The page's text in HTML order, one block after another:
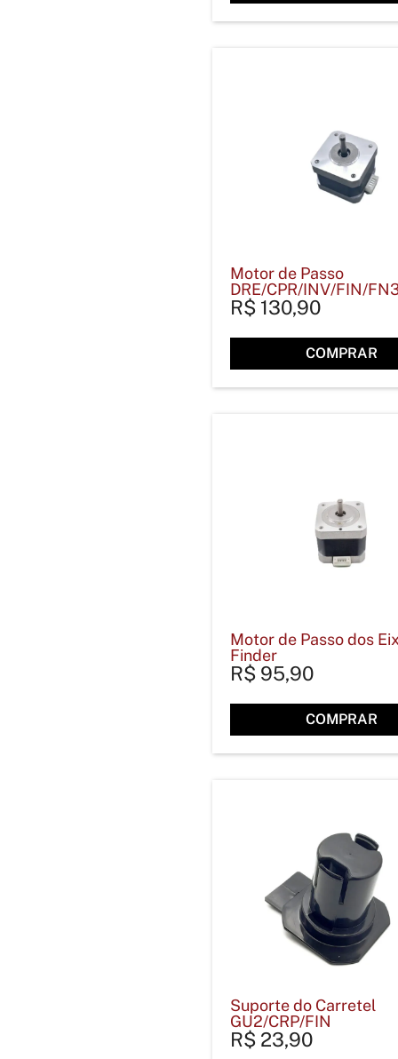
Motor de Passo
DRE/CPR/INV/FIN/
R$ 130,90
COMPRAR
Motor de Passo dos
Finder
R$ 95,90
COMPRAR
Suporte do Carretel
GU2/CRP/FIN
R$ 23,90